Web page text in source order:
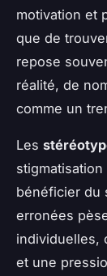
motivation et
que de
repose
réalité, de
comme un
Les
bénéficier du
erronées
individuelles,
et une